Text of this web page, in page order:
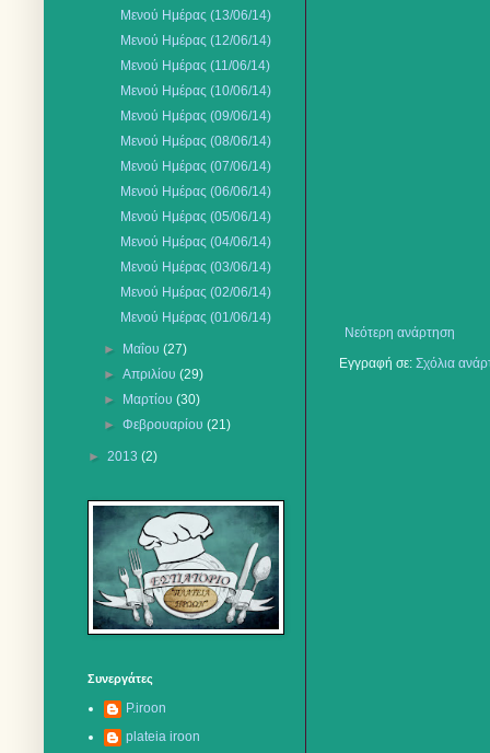
Νεότερη ανάρτηση
Εγγραφή σε: Σχόλια
Μενού Ημέρας (13/06/14)
Μενού Ημέρας (12/06/14)
Μενού Ημέρας (11/06/14)
Μενού Ημέρας (10/06/14)
Μενού Ημέρας (09/06/14)
Μενού Ημέρας (08/06/14)
Μενού Ημέρας (07/06/14)
Μενού Ημέρας (06/06/14)
Μενού Ημέρας (05/06/14)
Μενού Ημέρας (04/06/14)
Μενού Ημέρας (03/06/14)
Μενού Ημέρας (02/06/14)
Μενού Ημέρας (01/06/14)
► Μαΐου(27)
►Απριλίου(29)
►
Μαρτίου(30)
►Φεβρουαρίου(21)
► 2013 (2)
Συνεργάτες
P.iroon
plateia iroon